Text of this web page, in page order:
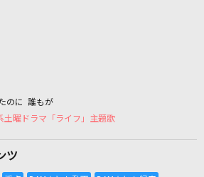
ラオケリクエスト
のに 誰もが
土曜ドラマ「ライフ」主題歌
ツ